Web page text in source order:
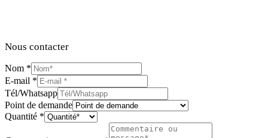
Nous contacter
Nom *
E-mail *
Tél/Whatsapp
Point de demande
Quantité *